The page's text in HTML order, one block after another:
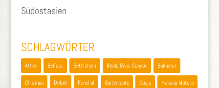
Südostasien
SCHLAGWÖRTER
Athen Belfast Bethlehem Blyde River Canyon Bukarest
Chisinau Delphi Funchal Gartenroute Gauja Hakuna Matata